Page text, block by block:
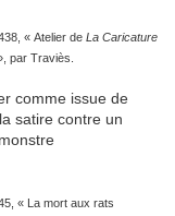
« Atelier de La Caricature
par Traviès.
comme issue de
satire contre un
« La mort aux rats